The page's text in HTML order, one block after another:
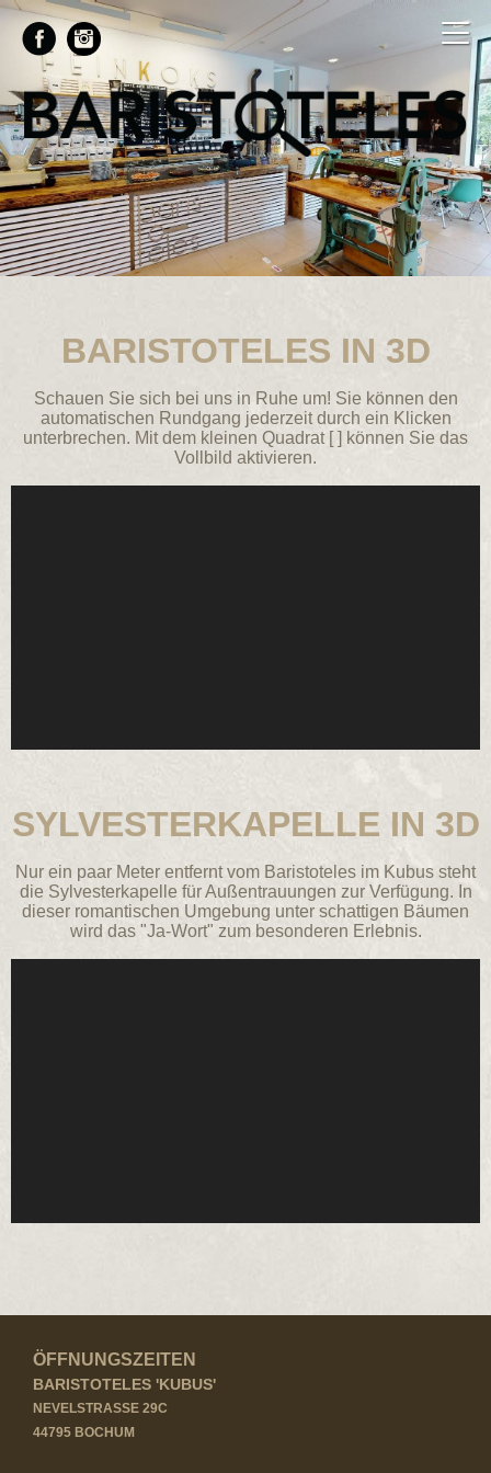
BARISTOTELES IN 3D
Schauen Sie sich bei uns in Ruhe um! Sie können den
automatischen Rundgang jederzeit durch ein Klicken
unterbrechen. Mit dem kleinen Quadrat [ ] können Sie das
Vollbild aktivieren.
SYLVESTERKAPELLE IN 3D
Nur ein paar Meter entfernt vom Baristoteles im Kubus steht
die Sylvesterkapelle für Außentrauungen zur Verfügung. In
dieser romantischen Umgebung unter schattigen Bäumen
wird das "Ja-Wort" zum besonderen Erlebnis.
ÖFFNUNGSZEITEN
BARISTOTELES 'KUBUS'
NEVELSTRASSE 29C
44795 BOCHUM